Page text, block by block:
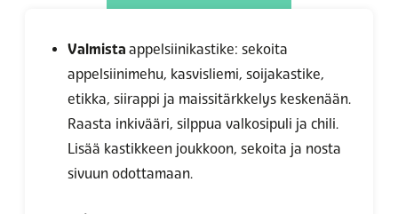
Valmista appelsiinikastike: sekoita
appelsiinimehu, kasvisliemi, soijakastike,
etikka, siirappi ja maissitärkkelys keskenään.
Raasta inkivääri, silppua valkosipuli ja chili.
Lisää kastikkeen joukkoon, sekoita ja nosta
sivuun odottamaan.